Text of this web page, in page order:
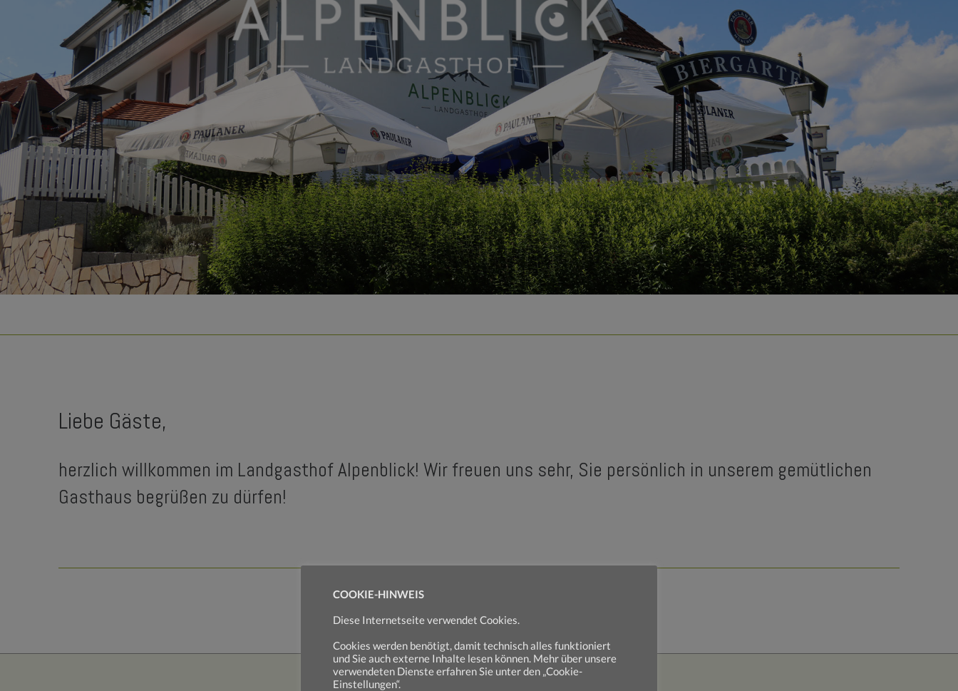
Liebe Gäste,
herzlich willkommen im Landgasthof Alpenblick! Wir freuen uns sehr, Sie persönlich in unserem gemütlichen
Gasthaus begrüßen zu dürfen!
COOKIE-HINWEIS
Diese Internetseite verwendet Cookies.
Cookies werden benötigt, damit technisch alles funktioniert
und Sie auch externe Inhalte lesen können. Mehr über unsere
verwendeten Dienste erfahren Sie unter den „Cookie-
Einstellungen“.